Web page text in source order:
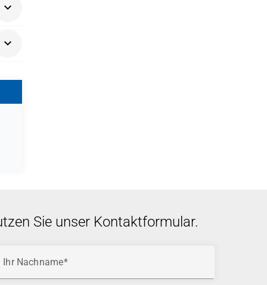
Sie unser Kontaktformular.
Ihr Nachname